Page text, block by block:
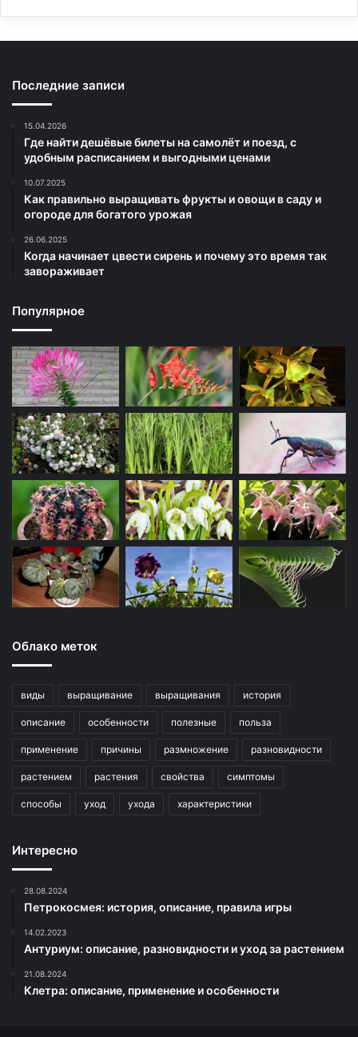
Последние записи
15.04.2026
Где найти дешёвые билеты на самолёт и поезд, с
удобным расписанием и выгодными ценами
10.07.2025
Как правильно выращивать фрукты и овощи в саду и
огороде для богатого урожая
26.06.2025
Когда начинает цвести сирень и почему это время так
завораживает
Популярное
Облако меток
виды выращивание выращивания история
описание особенности полезные польза
применение причины размножение разновидности
растением растения свойства симптомы
способы уход ухода характеристики
Интересно
28.08.2024
Петрокосмея: история, описание, правила игры
14.02.2023
Антуриум: описание, разновидности и уход за растением
21.08.2024
Клетра: описание, применение и особенности